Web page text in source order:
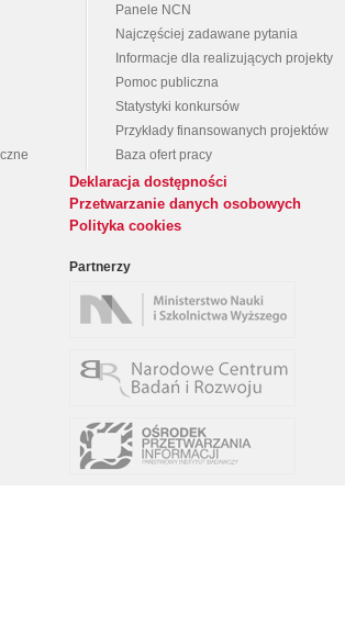
Panele NCN
Najczęściej zadawane pytania
Informacje dla realizujących projekty
Pomoc publiczna
Statystyki konkursów
Przykłady finansowanych projektów
Baza ofert pracy
Deklaracja dostępności
Przetwarzanie danych osobowych
Polityka cookies
Partnerzy